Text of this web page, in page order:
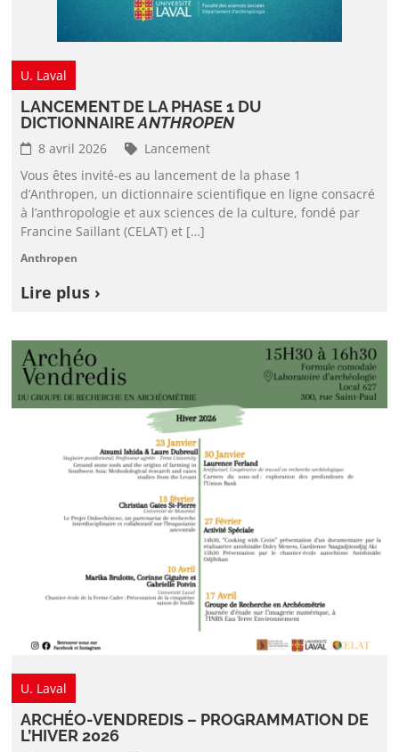
U. Laval
LANCEMENT DE LA PHASE 1 DU
DICTIONNAIREANTHROPEN
8 avril 2026
Lancement
Vous êtes invité-es au lancement de la phase 1
d’Anthropen, un dictionnaire scientifique en ligne consacré
à l’anthropologie et aux sciences de la culture, fondé par
Francine Saillant (CELAT) et […]
Anthropen
Lire plus ›
U. Laval
ARCHÉO-VENDREDIS – PROGRAMMATION DE
L’HIVER 2026